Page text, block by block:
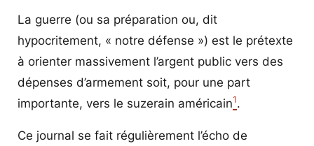
La guerre (ou sa préparation ou, dit
hypocritement, « notre défense ») est le prétexte
à orienter massivement l’argent public vers des
dépenses d’armement soit, pour une part
importante, vers le suzerain américain1.
Ce journal se fait régulièrement l’écho de